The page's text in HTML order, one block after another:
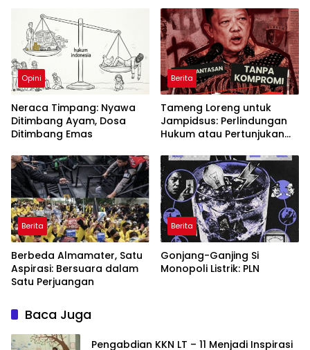
Opini
Neraca Timpang: Nyawa
Ditimbang Ayam, Dosa
Ditimbang Emas
Berita
Tameng Loreng untuk
Jampidsus: Perlindungan
Hukum atau Pertunjukan
Berita
Berbeda Almamater, Satu
Aspirasi: Bersuara dalam
Satu Perjuangan
Berita
Gonjang-Ganjing Si
Monopoli Listrik: PLN
Baca Juga
Pengabdian KKN LT – 11 Menjadi Inspirasi